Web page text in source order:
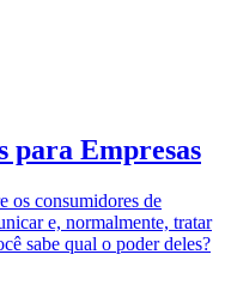
para Empresas
os consumidores de
e, normalmente, tratar
sabe qual o poder deles?